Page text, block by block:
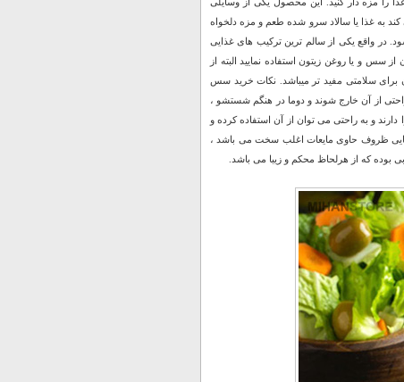
به غذا یا سالاد سرو شده طعم و مزه دلخواه
در واقع یکی از سالم ترین ترکیب های غذایی
سس و یا روغن زیتون استفاده نمایید البته از
برای سلامتی مفید تر میباشد. نکات خرید سس
از آن خارج شوند و دوما در هنگم شستشو ،
و به راحتی می توان از آن استفاده کرده و
ظروف حاوی مایعات اغلب سخت می باشد ،
که از هرلحاظ محکم و زیبا می باشد.